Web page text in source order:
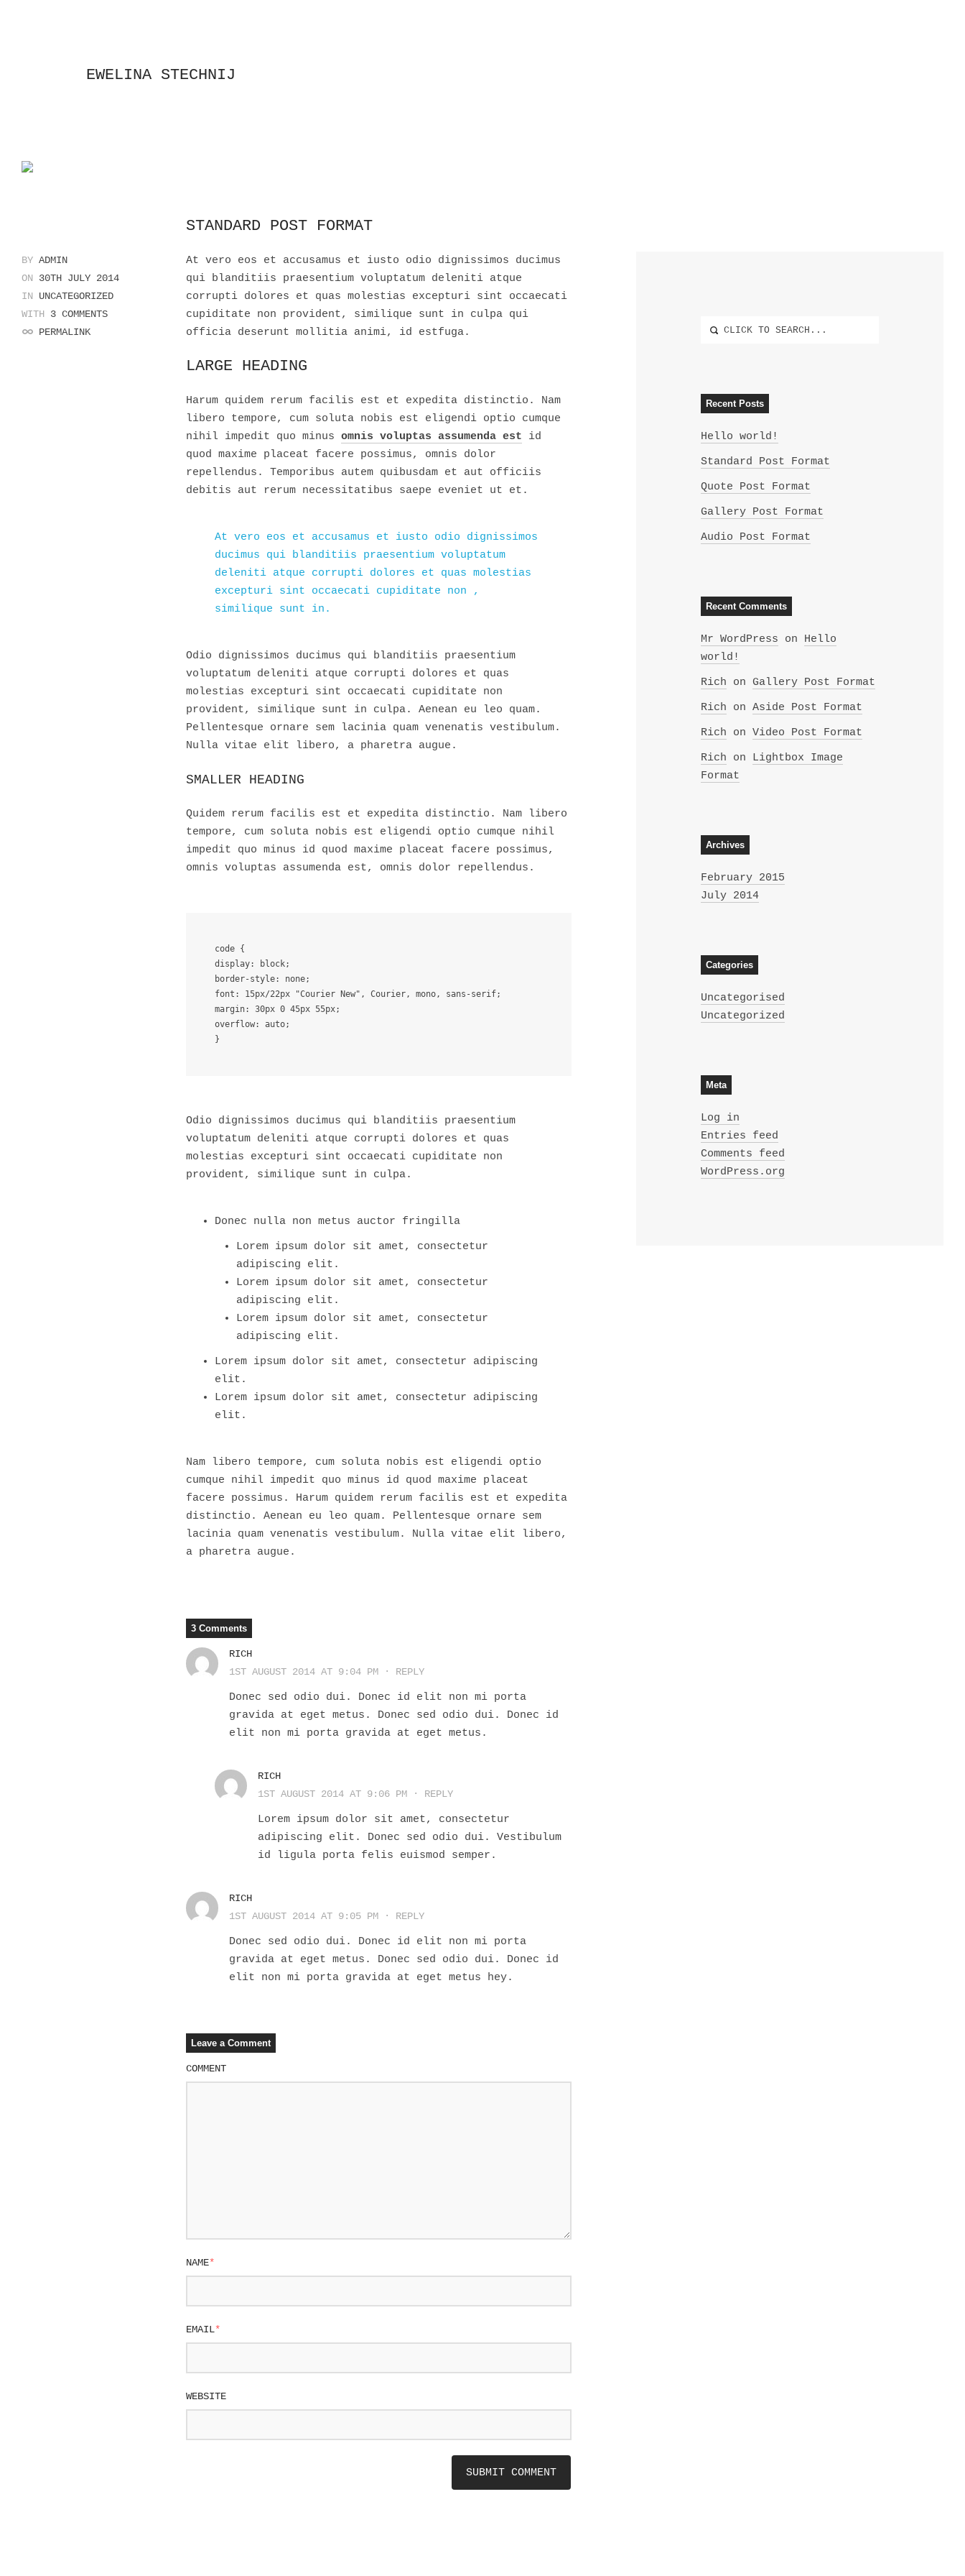
EWELINA STECHNIJ
BY ADMIN
ON 30TH JULY 2014
IN UNCATEGORIZED
WITH 3 COMMENTS
PERMALINK
STANDARD POST FORMAT
At vero eos et accusamus et iusto odio dignissimos ducimus
qui blanditiis praesentium voluptatum deleniti atque
corrupti dolores et quas molestias excepturi sint occaecati
cupiditate non provident, similique sunt in culpa qui
officia deserunt mollitia animi, id estfuga.
LARGE HEADING
Harum quidem rerum facilis est et expedita distinctio. Nam
libero tempore, cum soluta nobis est eligendi optio cumque
nihil impedit quo minus omnis voluptas assumenda est id
quod maxime placeat facere possimus, omnis dolor
repellendus. Temporibus autem quibusdam et aut officiis
debitis aut rerum necessitatibus saepe eveniet ut et.
At vero eos et accusamus et iusto odio dignissimos
ducimus qui blanditiis praesentium voluptatum
deleniti atque corrupti dolores et quas molestias
excepturi sint occaecati cupiditate non ,
similique sunt in.
Odio dignissimos ducimus qui blanditiis praesentium
voluptatum deleniti atque corrupti dolores et quas
molestias excepturi sint occaecati cupiditate non
provident, similique sunt in culpa. Aenean eu leo quam.
Pellentesque ornare sem lacinia quam venenatis vestibulum.
Nulla vitae elit libero, a pharetra augue.
SMALLER HEADING
Quidem rerum facilis est et expedita distinctio. Nam libero
tempore, cum soluta nobis est eligendi optio cumque nihil
impedit quo minus id quod maxime placeat facere possimus,
omnis voluptas assumenda est, omnis dolor repellendus.
code {
display: block;
border-style: none;
font: 15px/22px "Courier New", Courier, mono, sans-serif;
margin: 30px 0 45px 55px;
overflow: auto;
}
Odio dignissimos ducimus qui blanditiis praesentium
voluptatum deleniti atque corrupti dolores et quas
molestias excepturi sint occaecati cupiditate non
provident, similique sunt in culpa.
Donec nulla non metus auctor fringilla
Lorem ipsum dolor sit amet, consectetur
adipiscing elit.
Lorem ipsum dolor sit amet, consectetur
adipiscing elit.
Lorem ipsum dolor sit amet, consectetur
adipiscing elit.
Lorem ipsum dolor sit amet, consectetur adipiscing
elit.
Lorem ipsum dolor sit amet, consectetur adipiscing
elit.
Nam libero tempore, cum soluta nobis est eligendi optio
cumque nihil impedit quo minus id quod maxime placeat
facere possimus. Harum quidem rerum facilis est et expedita
distinctio. Aenean eu leo quam. Pellentesque ornare sem
lacinia quam venenatis vestibulum. Nulla vitae elit libero,
a pharetra augue.
3 Comments
RICH
1ST AUGUST 2014 AT 9:04 PM · REPLY
Donec sed odio dui. Donec id elit non mi porta
gravida at eget metus. Donec sed odio dui. Donec id
elit non mi porta gravida at eget metus.
RICH
1ST AUGUST 2014 AT 9:06 PM · REPLY
Lorem ipsum dolor sit amet, consectetur
adipiscing elit. Donec sed odio dui. Vestibulum
id ligula porta felis euismod semper.
RICH
1ST AUGUST 2014 AT 9:05 PM · REPLY
Donec sed odio dui. Donec id elit non mi porta
gravida at eget metus. Donec sed odio dui. Donec id
elit non mi porta gravida at eget metus hey.
Leave a Comment
COMMENT
NAME*
EMAIL*
WEBSITE
Recent Posts
Hello world!
Standard Post Format
Quote Post Format
Gallery Post Format
Audio Post Format
Recent Comments
Mr WordPress on Hello
world!
Rich on Gallery Post Format
Rich on Aside Post Format
Rich on Video Post Format
Rich on Lightbox Image
Format
Archives
February 2015
July 2014
Categories
Uncategorised
Uncategorized
Meta
Log in
Entries feed
Comments feed
WordPress.org